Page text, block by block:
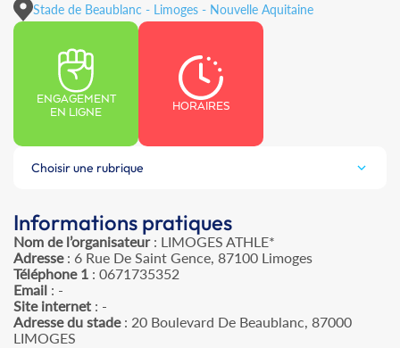
Stade de Beaublanc - Limoges - Nouvelle Aquitaine
ENGAGEMENT
EN LIGNE
HORAIRES
Choisir une rubrique
Informations pratiques
Nom de l’organisateur: LIMOGES ATHLE*
Adresse: 6 Rue De Saint Gence, 87100 Limoges
Téléphone 1 : 0671735352
Email : -
Site internet : -
Adresse du stade: 20 Boulevard De Beaublanc, 87000
LIMOGES